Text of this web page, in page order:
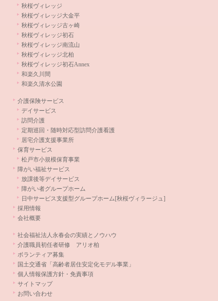
秋桜ヴィレッジ
秋桜ヴィレッジ大金平
秋桜ヴィレッジ古ヶ崎
秋桜ヴィレッジ初石
秋桜ヴィレッジ南流山
秋桜ヴィレッジ北柏
秋桜ヴィレッジ初石Annex
和楽久川間
和楽久清水公園
介護保険サービス
デイサービス
訪問介護
定期巡回・随時対応型訪問介護看護
居宅介護支援事業所
保育サービス
松戸市小規模保育事業
障がい福祉サービス
放課後等デイサービス
障がい者グループホーム
日中サービス支援型グループホーム[秋桜ヴィラージュ]
採用情報
会社概要
社会福祉法人永春会の実績とノウハウ
介護職員初任者研修 アリオ柏
ボランティア募集
国土交通省「高齢者居住安定化モデル事業」
個人情報保護方針・免責事項
サイトマップ
お問い合わせ